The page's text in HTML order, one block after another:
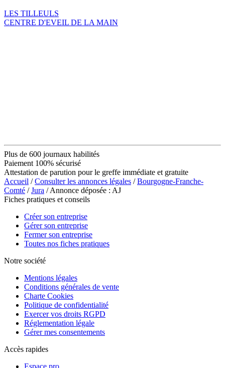
LES TILLEULS
CENTRE D'EVEIL DE LA MAIN
Plus de 600 journaux habilités
Paiement 100% sécurisé
Attestation de parution pour le greffe immédiate et gratuite
Accueil /Consulter les annonces légales /Bourgogne-Franche-
Comté /Jura / Annonce déposée : AJ
Fiches pratiques et conseils
Créer son entreprise
Gérer son entreprise
Fermer son entreprise
Toutes nos fiches pratiques
Notre société
Mentions légales
Conditions générales de vente
Charte Cookies
Politique de confidentialité
Exercer vos droits RGPD
Réglementation légale
Gérer mes consentements
Accès rapides
Espace pro